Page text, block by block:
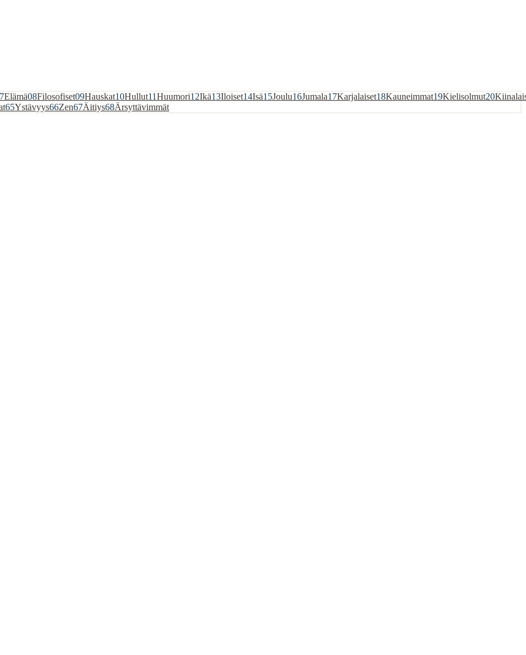
Elämä08Filosofiset09Hauskat10Hullut11Huumori12Ikä13Iloiset14Isä15Joulu16Jumala17Karjalaiset18Kauneimmat19Kielisolmut20
65Ystävyys66Zen67Äitiys68Ärsyttävimmät